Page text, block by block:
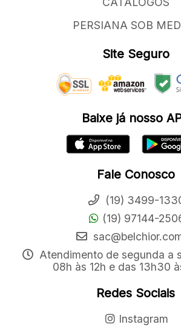
PERSIANA SOB
Site Seguro
Baixe já nosso
Fale Conosco
(19) 3499-
(19) 97144-
Atendimento de segunda a
08h às 12h e das 13h30
Redes Sociais
Instagram